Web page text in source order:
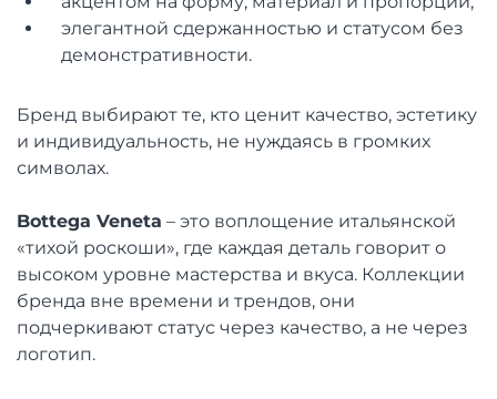
элегантной сдержанностью и статусом без
демонстративности.
Бренд выбирают те, кто ценит качество, эстетику
и индивидуальность, не нуждаясь в громких
символах.
Bottega Veneta – это воплощение итальянской
«тихой роскоши», где каждая деталь говорит о
высоком уровне мастерства и вкуса. Коллекции
бренда вне времени и трендов, они
подчеркивают статус через качество, а не через
логотип.